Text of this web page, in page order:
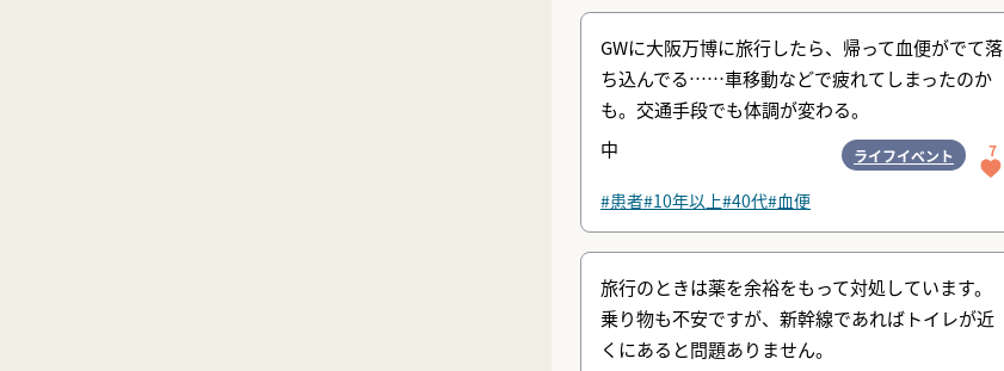
GWに大阪万博に旅行したら、帰って血便がでて落
ち込んでる……車移動などで疲れてしまったのか
も。交通手段でも体調が変わる。
中
ライフイベント 7
#患者#10年以上#40代#血便
旅行のときは薬を余裕をもって対処しています。
乗り物も不安ですが、新幹線であればトイレが近
くにあると問題ありません。